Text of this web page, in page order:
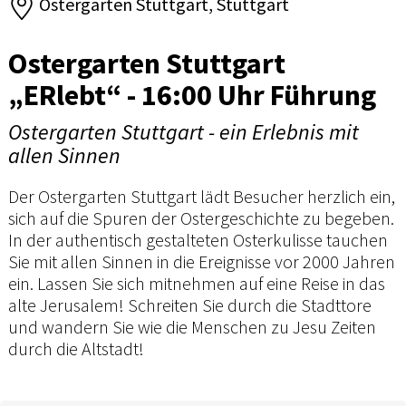
Ostergarten Stuttgart
„ERlebt“ - 16:00 Uhr Führung
Ostergarten Stuttgart - ein Erlebnis mit
allen Sinnen
Der Ostergarten Stuttgart lädt Besucher herzlich ein,
sich auf die Spuren der Ostergeschichte zu begeben.
In der authentisch gestalteten Osterkulisse tauchen
Sie mit allen Sinnen in die Ereignisse vor 2000 Jahren
ein. Lassen Sie sich mitnehmen auf eine Reise in das
alte Jerusalem! Schreiten Sie durch die Stadttore
und wandern Sie wie die Menschen zu Jesu Zeiten
durch die Altstadt!